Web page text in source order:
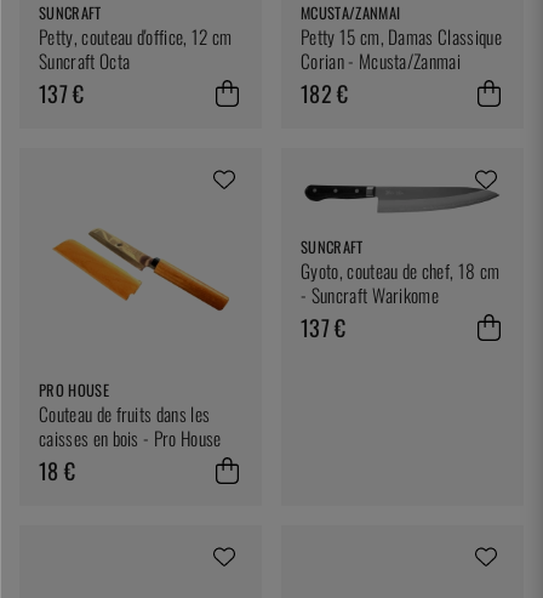
SUNCRAFT
Petty, couteau d'office, 12 cm
Suncraft Octa
137 €
MCUSTA/ZANMAI
Petty 15 cm, Damas Classique
Corian - Mcusta/Zanmai
182 €
PRO HOUSE
Couteau de fruits dans les
caisses en bois - Pro House
18 €
SUNCRAFT
Gyoto, couteau de chef, 18 cm
- Suncraft Warikome
137 €